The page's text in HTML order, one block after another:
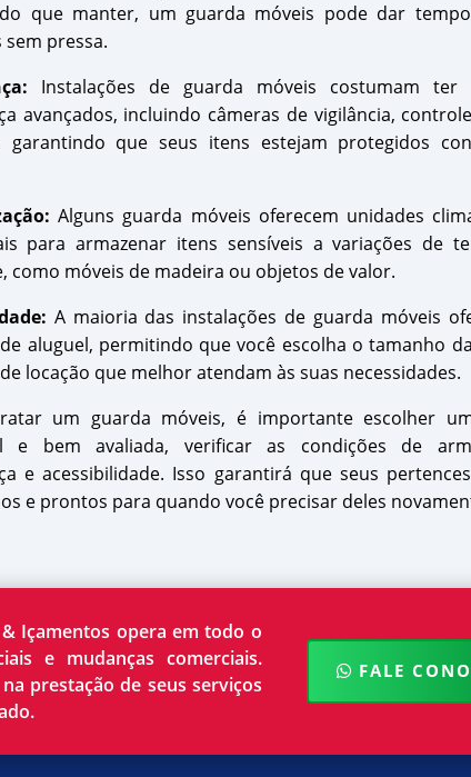
que manter, um guarda móveis pode dar
sem pressa.
Instalações de guarda móveis costumam ter
avançados, incluindo câmeras de vigilância,
garantindo que seus itens estejam protegidos
Alguns guarda móveis oferecem unidades
para armazenar itens sensíveis a variações de
como móveis de madeira ou objetos de valor.
A maioria das instalações de guarda móveis
aluguel, permitindo que você escolha o tamanho
locação que melhor atendam às suas necessidades.
um guarda móveis, é importante escolher
e bem avaliada, verificar as condições de
e acessibilidade. Isso garantirá que seus
e prontos para quando você precisar deles
Içamentos opera em todo o
e mudanças comerciais.
prestação de seus serviços
FALE